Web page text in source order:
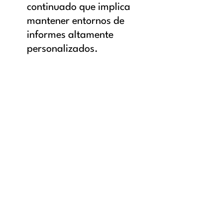
continuado que implica
mantener entornos de
informes altamente
personalizados.